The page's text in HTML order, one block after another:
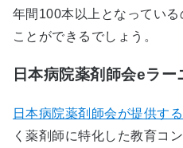
年間100本以上となってい
ことができるでしょう。
日本病院薬剤師会eラー
日本病院薬剤師会が提供す
く薬剤師に特化した教育コ